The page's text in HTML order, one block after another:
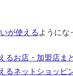
が使える ようにな
るお店・加盟店ま
るネットショッピ